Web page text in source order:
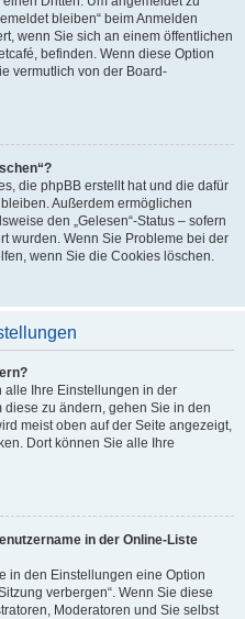
bleiben“ beim Anmelden
wenn Sie sich an einem öffentlichen
befinden. Wenn diese Option
vermutlich von der Board-
die phpBB erstellt hat und die dafür
Außerdem ermöglichen
den „Gelesen“-Status – sofern
wurden. Wenn Sie Probleme bei der
wenn Sie die Cookies löschen.
alle Ihre Einstellungen in der
zu ändern, gehen Sie in den
meist oben auf der Seite angezeigt,
Dort können Sie alle Ihre
in der Online-Liste
in den Einstellungen eine Option
verbergen“. Wenn Sie diese
Moderatoren und Sie selbst